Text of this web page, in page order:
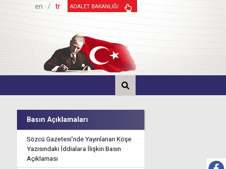
en / tr ADALET BAKANLIĞI
Basın Açıklamaları
Sözcü Gazetesi'nde Yayınlanan Köşe
Yazısındaki İddialara İlişkin Basın
Açıklaması